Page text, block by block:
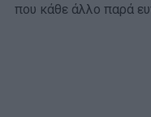
που κάθε άλλο παρά